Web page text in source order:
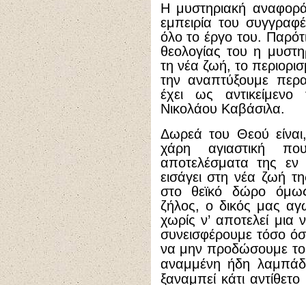
Η μυστηριακή
εμπειρία του
όλο το έργο του.
θεολογίας του η
τη νέα ζωή, το
την αναπτύξουμε
έχει ως
Νικολάου Καβάσιλα.
Δωρεά του Θεού
χάρη αγιαστική
αποτελέσματα της
εισάγει στη νέα ζωή
στο θεϊκό δώρο
ζήλος, ο δικός μας
χωρίς ν’ αποτελεί μια
συνεισφέρουμε τόσο
να μην προδώσουμε
αναμμένη ήδη
ξαναμπεί κάτι